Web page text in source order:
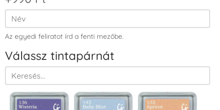
Az egyedi feliratot írd a fenti mezőbe.
Válassz tintapárnát